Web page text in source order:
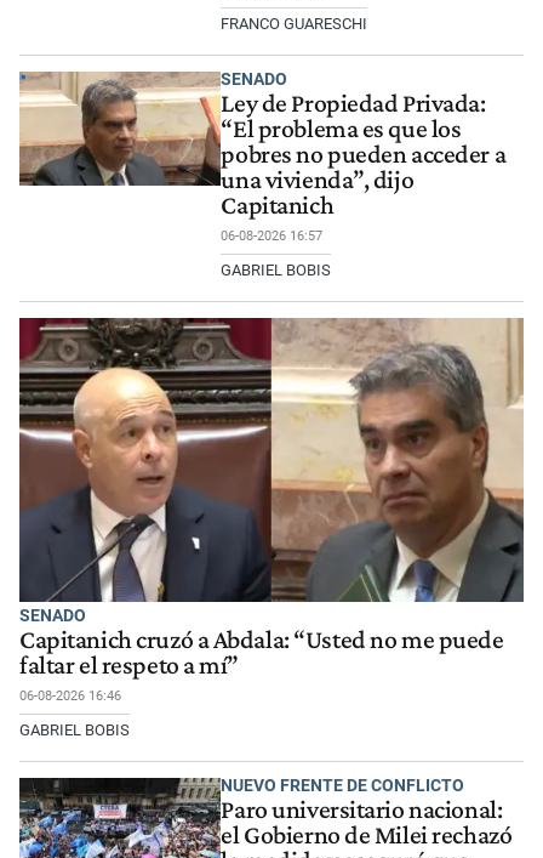
FRANCO GUARESCHI
SENADO
Ley de Propiedad Privada:
“El problema es que los
pobres no pueden acceder a
una vivienda”, dijo
Capitanich
06-08-2026 16:57
GABRIEL BOBIS
SENADO
Capitanich cruzó a Abdala: “Usted no me puede
faltar el respeto a mí”
06-08-2026 16:46
GABRIEL BOBIS
NUEVO FRENTE DE CONFLICTO
Paro universitario nacional:
el Gobierno de Milei rechazó